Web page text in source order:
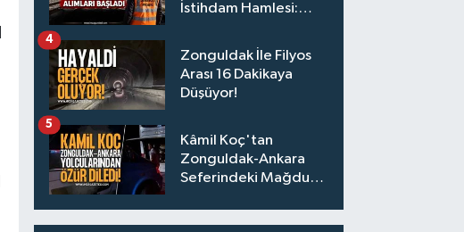
İstihdam Hamlesi:
Zonguldak İle Filyos
Arası 16 Dakikaya
Düşüyor!
4
Kâmil Koç'tan
Zonguldak-Ankara
Seferindeki Mağdur
5